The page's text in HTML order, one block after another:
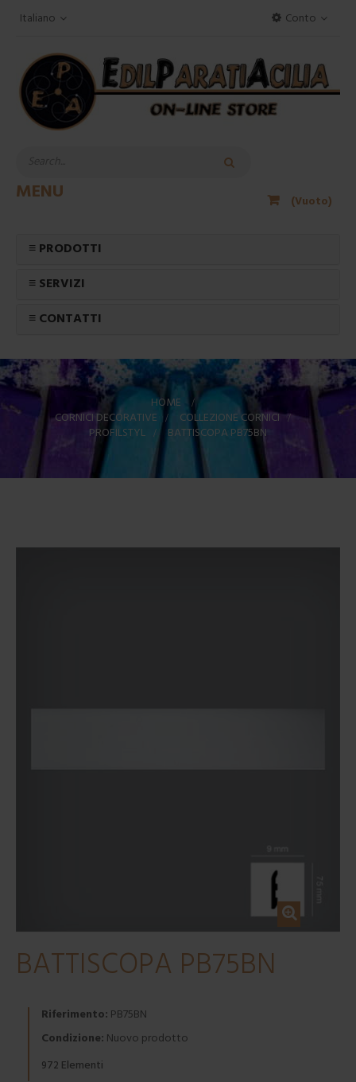
Conto
Italiano
(Vuoto)
MENU
≡ PRODOTTI
≡ SERVIZI
≡ CONTATTI
HOME
>
CORNICI DECORATIVE > COLLEZIONE CORNICI >
PROFILSTYL > BATTISCOPA PB75BN
BATTISCOPA PB75BN
Riferimento: PB75BN
Condizione: Nuovo prodotto
972 Elementi